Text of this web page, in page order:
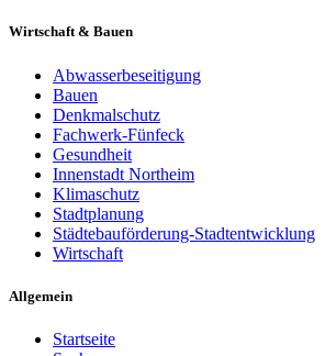
Wirtschaft & Bauen
Abwasserbeseitigung
Bauen
Denkmalschutz
Fachwerk-Fünfeck
Gesundheit
Innenstadt Northeim
Klimaschutz
Stadtplanung
Städtebauförderung-Stadtentwicklung
Wirtschaft
Allgemein
Startseite